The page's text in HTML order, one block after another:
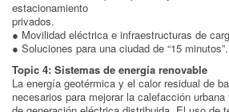
estacionamiento
privados.
● Movilidad eléctrica e infraestructuras de
● Soluciones para una ciudad de “15 minutos”.
Topic 4: Sistemas de energía renovable
La energía geotérmica y el calor residual de
necesarios para mejorar la calefacción